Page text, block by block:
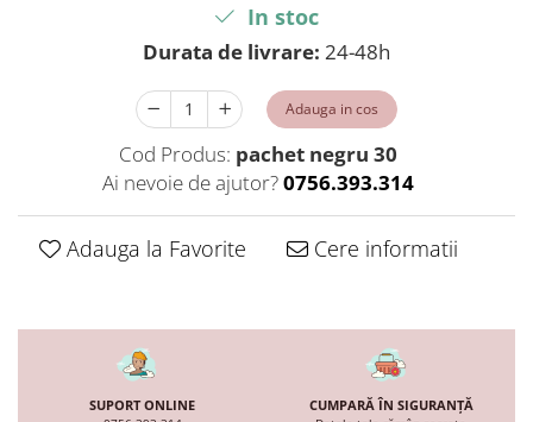
In stoc
Durata de livrare: 24-48h
Adauga in cos
Cod Produs: pachet negru 30
Ai nevoie de ajutor?0756.393.314
Adauga la Favorite Cere informatii
SUPORT ONLINE CUMPARĂ ÎN SIGURANȚĂ